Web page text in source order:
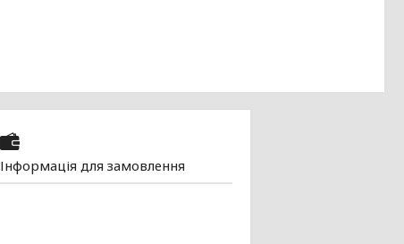
Інформація для замовлення